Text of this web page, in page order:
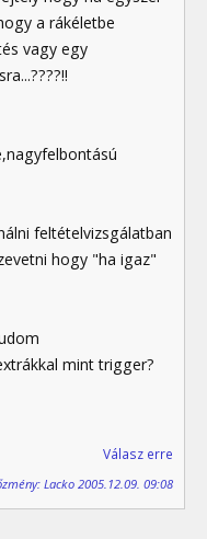
a rákéletbe
vagy egy
feltételvizsgálatban
hogy "ha igaz"
mint trigger?
Válasz erre
Lacko 2005.12.09. 09:08